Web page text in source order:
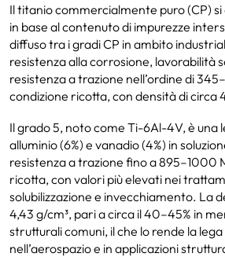
Il titanio commercialmente puro (CP)
in base al contenuto di impurezze
diffuso tra i gradi CP in ambito
resistenza alla corrosione, lavorabilità
resistenza a trazione nell’ordine di
condizione ricotta, con densità di circa
Il grado 5, noto come Ti-6Al-4V, è una
alluminio (6%) e vanadio (4%) in
resistenza a trazione fino a 895–1000
ricotta, con valori più elevati nei
solubilizzazione e invecchiamento. La
4,43 g/cm³, pari a circa il 40–45% in
strutturali comuni, il che lo rende la
nell’aerospazio e in applicazioni